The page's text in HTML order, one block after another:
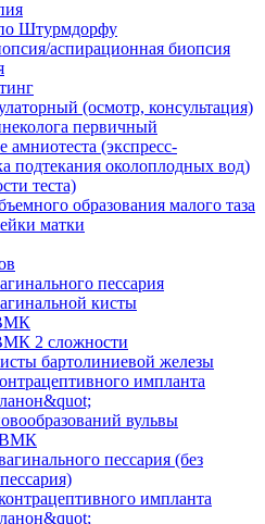
Штурмдорфу
аспирационная биопсия
(осмотр, консультация)
первичный
амниотеста (экспресс-
подтекания околоплодных вод)
теста)
образования малого таза
матки
пессария
кисты
2 сложности
бартолиниевой железы
импланта
вульвы
ВМК
пессария (без
импланта